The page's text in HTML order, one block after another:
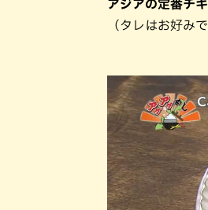
アジアの定番チ
（タレはお好み